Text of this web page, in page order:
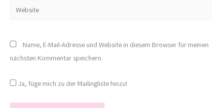
Website
Name, E-Mail-Adresse und Website in diesem Browser für meinen
nächsten Kommentar speichern.
Ja, füge mich zu der Mailingliste hinzu!